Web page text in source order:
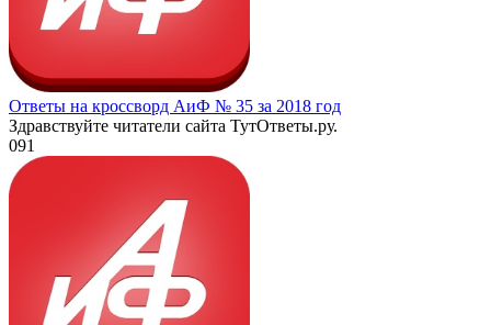
Ответы на кроссворд АиФ № 35 за 2018 год
Здравствуйте читатели сайта ТутОтветы.ру.
091